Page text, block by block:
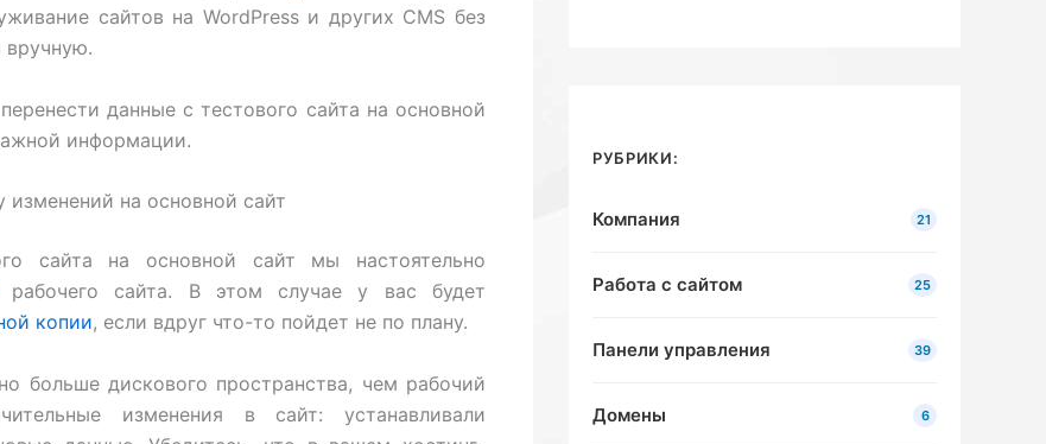
сайтов на WordPress и других CMS без
вручную.
данные с тестового сайта на основной
информации.
изменений на основной сайт
сайта на основной сайт мы настоятельно
рабочего сайта. В этом случае у вас будет
копии, если вдруг что-то пойдет не по плану.
больше дискового пространства, чем рабочий
изменения в сайт: устанавливали
РУБРИКИ:
Компания 21
Работа с сайтом 25
Панели управления 39
Домены 6